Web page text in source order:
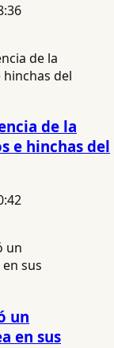
de la
e hinchas del
un
en sus